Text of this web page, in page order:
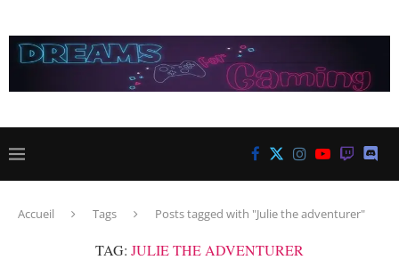
Accueil Tags Posts tagged with "Julie the adventurer"
TAG: JULIE THE ADVENTURER